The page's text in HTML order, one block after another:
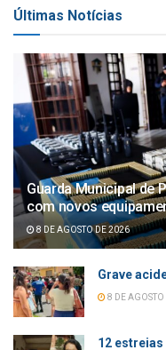
Últimas Notícias
Guarda Municipal de
com novos
8 DE AGOSTO DE 2026
Grave
8 DE
12